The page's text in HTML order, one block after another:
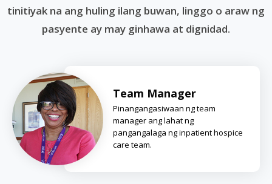
tinitiyak na ang huling ilang buwan, linggo o araw ng
pasyente ay may ginhawa at dignidad.
Team Manager
Pinangangasiwaan ng team
manager ang lahat ng
pangangalaga ng inpatient hospice
care team.